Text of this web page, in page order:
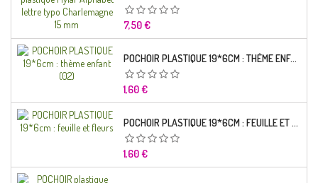
Prix
7,50 €
POCHOIR PLASTIQUE 19*6CM : THÈME ENFANT (02)
Prix
1,60 €
POCHOIR PLASTIQUE 19*6CM : FEUILLE ET FLEURS
Prix
1,60 €